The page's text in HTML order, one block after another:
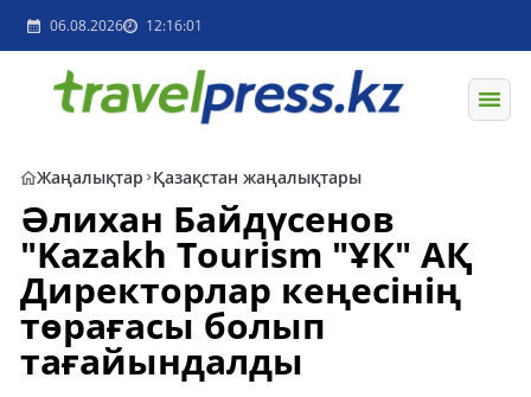
06.08.2026 12:16:01
Жаңалықтар Қазақстан жаңалықтары
Әлихан Байдүсенов
"Kazakh Tourism "ҰК" АҚ
Директорлар кеңесінің
төрағасы болып
тағайындалды